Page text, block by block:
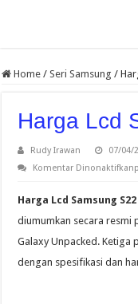
Home / Seri Samsung /
Harga Lcd
Rudy Irawan 07/04/
Komentar Dinonaktifkan
Harga Lcd Samsung
diumumkan secara resmi
Galaxy Unpacked. Ketiga
dengan spesifikasi dan